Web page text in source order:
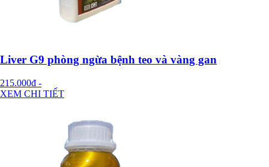
Liver G9 phòng ngừa bệnh teo và vàng gan
215.000đ -
XEM CHI TIẾT